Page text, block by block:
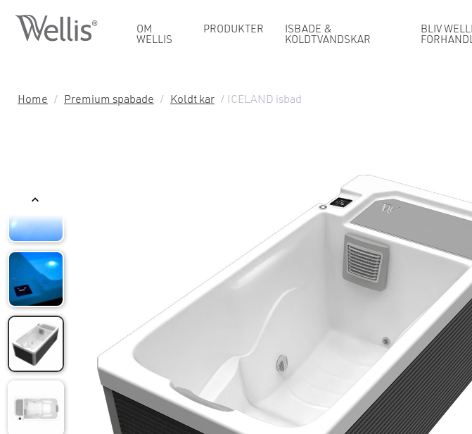
OM
WELLIS
PRODUKTER
ISBADE &
KOLDTVANDSKAR
BLIV
Home / Premium spabade / Koldt kar / ICELAND isbad